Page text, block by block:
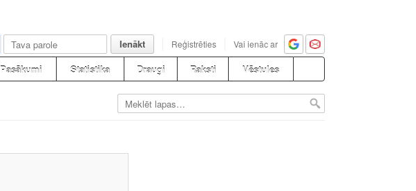
Ienākt Reģistrēties Vai ienāc ar
Pasākumi Statistika Draugi Raksti Vēstules